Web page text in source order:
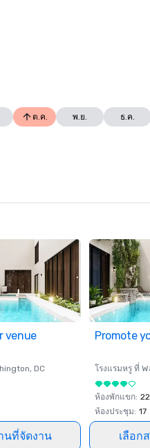
ต.ค. พ.ย. ธ.ค.
venue
, DC
นที่จัดงาน
Promote
โรงแรมหรู ที่
ห้องพักแขก:
ห้องประชุม: 17
เลือก